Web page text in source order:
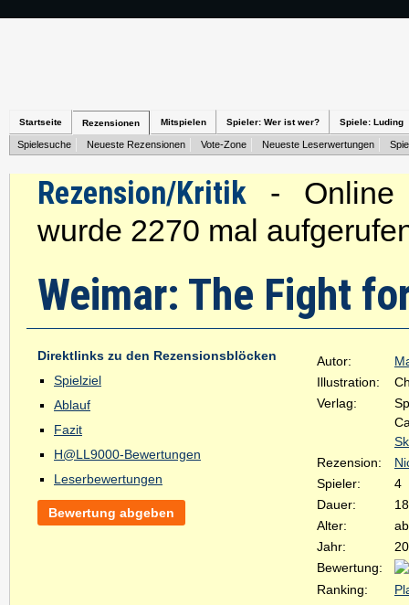
Startseite Rezensionen Mitspielen Spieler: Wer ist wer? Spiele: Luding
Spielesuche Neueste Rezensionen Vote-Zone Neueste Leserwertungen
Rezension/Kritik - Online
wurde 2270 mal
Weimar: The Fight
Direktlinks zu den Rezensionsblöcken
Spielziel
Ablauf
Fazit
H@LL9000-Bewertungen
Leserbewertungen
Bewertung abgeben
Autor:
Illustration:
Verlag:
Rezension:
Spieler:
4
Dauer:
Alter:
Jahr:
Bewertung:
Ranking: